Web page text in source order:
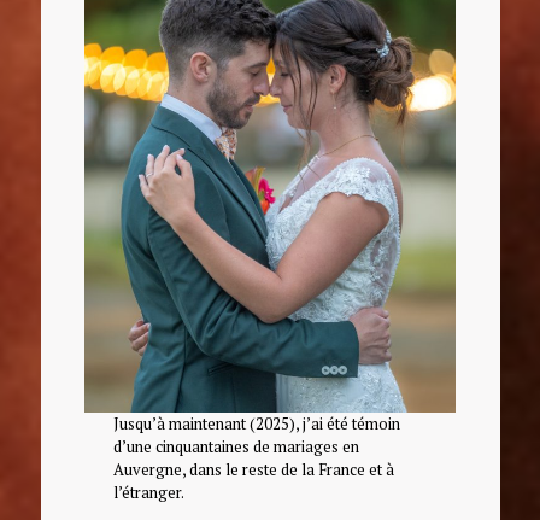
Jusqu’à maintenant (2025), j’ai été témoin
d’une cinquantaines de mariages en
Auvergne, dans le reste de la France et à
l’étranger.